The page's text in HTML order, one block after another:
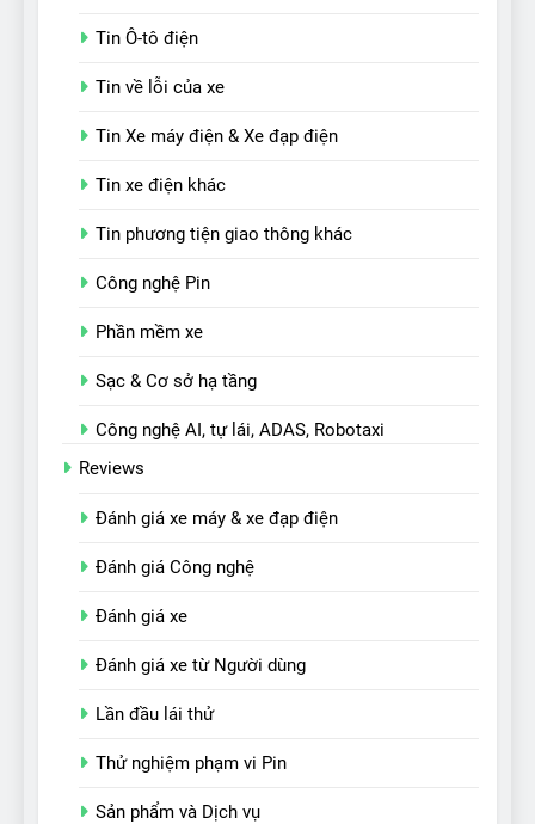
Tin Ô-tô điện
Tin về lỗi của xe
Tin Xe máy điện & Xe đạp điện
Tin xe điện khác
Tin phương tiện giao thông khác
Công nghệ Pin
Phần mềm xe
Sạc & Cơ sở hạ tầng
Công nghệ AI, tự lái, ADAS, Robotaxi
Reviews
Đánh giá xe máy & xe đạp điện
Đánh giá Công nghệ
Đánh giá xe
Đánh giá xe từ Người dùng
Lần đầu lái thử
Thử nghiệm phạm vi Pin
Sản phẩm và Dịch vụ